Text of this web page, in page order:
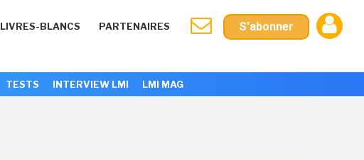
LIVRES-BLANCS PARTENAIRES S'abonner
TESTS INTERVIEW LMI LMI MAG